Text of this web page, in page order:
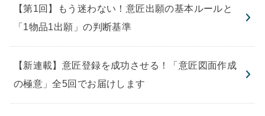
【第1回】もう迷わない！意匠出願の基本ルールと
「1物品1出願」の判断基準
【新連載】意匠登録を成功させる！「意匠図面作成
の極意」全5回でお届けします